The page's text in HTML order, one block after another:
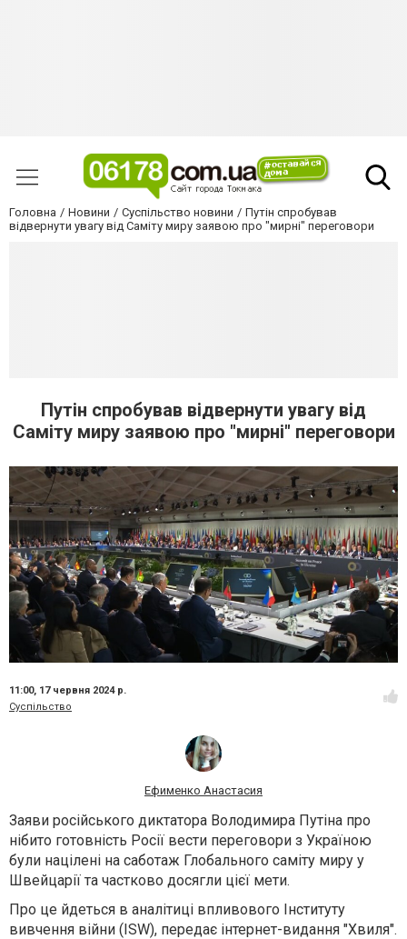
Головна Новини Суспільство новини
Путін спробував
відвернути увагу від Саміту миру заявою про "мирні" переговори
Путін спробував відвернути увагу від
Саміту миру заявою про "мирні" переговори
11:00, 17 червня 2024 р.
Суспільство
Ефименко Анастасия
Заяви російського диктатора Володимира Путіна про
нібито готовність Росії вести переговори з Україною
були націлені на саботаж Глобального саміту миру у
Швейцарії та частково досягли цієї мети.
Про це йдеться в аналітиці впливового Інституту
вивчення війни (ISW), передає інтернет-видання "Хвиля".